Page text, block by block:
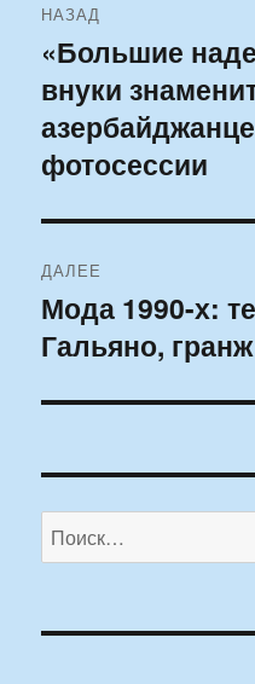
по
записям
НАЗАД
Предыдущая
запись:
«Большие
внуки
фотосессии
ДАЛЕЕ
Следующая
запись:
Мода 1990-х:
Гальяно,
Искать: